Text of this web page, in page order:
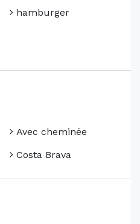
hamburger
Avec cheminée
Costa Brava